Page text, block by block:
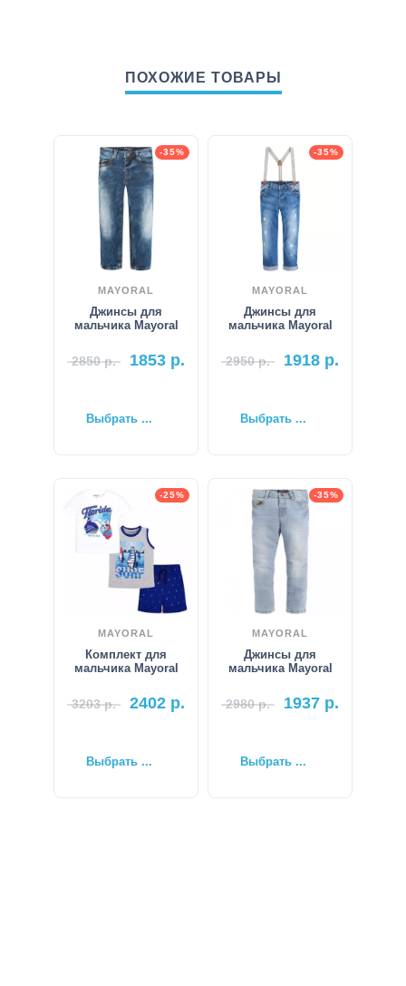
ПОХОЖИЕ ТОВАРЫ
-35%
MAYORAL
Джинсы для
мальчика Mayoral
2850р. 1853 р.
Выбрать ...
-35%
MAYORAL
Джинсы для
мальчика Mayoral
2950р. 1918 р.
Выбрать ...
-25%
MAYORAL
Комплект для
мальчика Mayoral
3203р. 2402 р.
Выбрать ...
-35%
MAYORAL
Джинсы для
мальчика Mayoral
2980р. 1937 р.
Выбрать ...